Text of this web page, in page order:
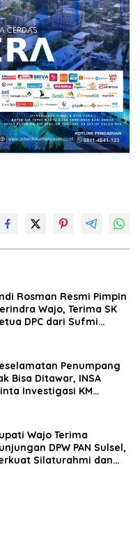
Rosman Resmi Pimpin
Wajo, Terima SK
DPC dari Sufmi
Penumpang
Bisa Ditawar, INSA
Investigasi KM
Wajo Terima
DPW PAN Sulsel,
Silaturahmi dan